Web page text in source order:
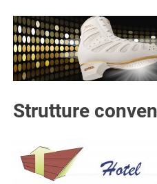
Strutture